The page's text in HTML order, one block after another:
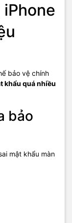
bảo vệ chính
khẩu quá nhiều
bảo
mật khẩu màn